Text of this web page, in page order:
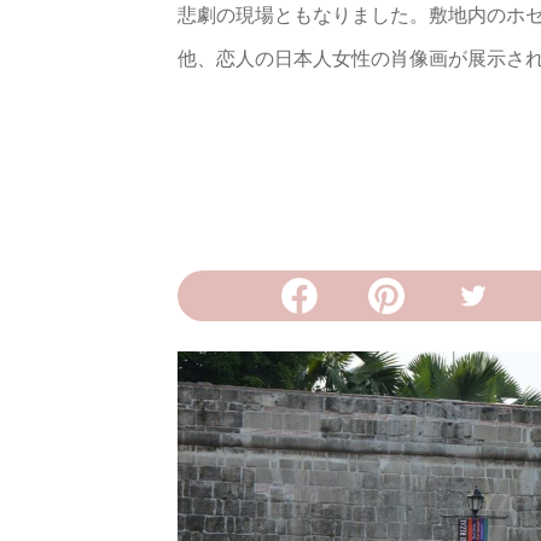
悲劇の現場ともなりました。敷地内のホ
他、恋人の日本人女性の肖像画が展示さ